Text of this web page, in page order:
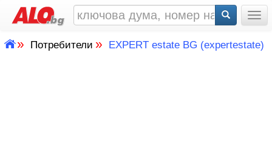
» Потребители» EXPERT estate BG (expertestate)